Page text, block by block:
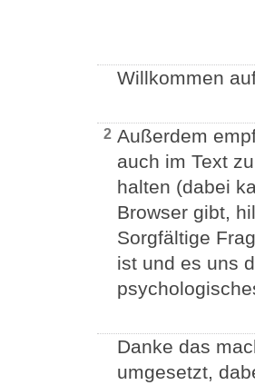
Willkommen
2 Außerdem
auch im Text
halten (dabei
Browser gibt,
Sorgfältige
ist und es uns
Danke das
umgesetzt,